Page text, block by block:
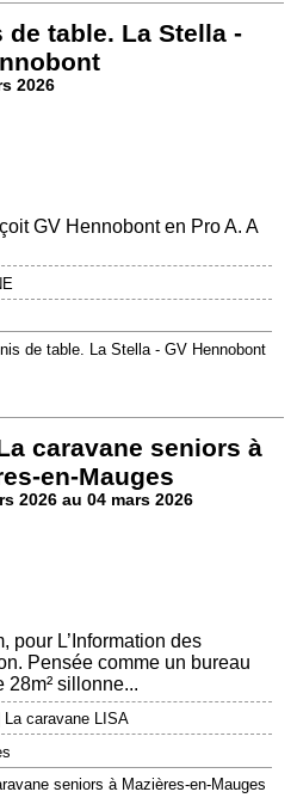
de table. La Stella -
2026
GV Hennobont en Pro A. A
de table. La Stella - GV Hennobont
caravane seniors à
en-Mauges
2026 au 04 mars 2026
pour L’Information des
Pensée comme un bureau
28m² sillonne...
La caravane LISA
seniors à Mazières-en-Mauges